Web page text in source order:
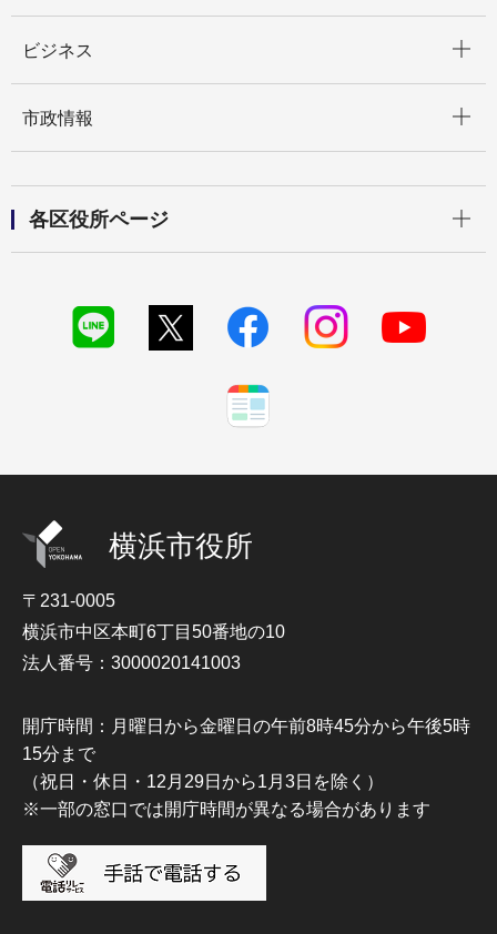
ビジネス
市政情報
各区役所ページ
横浜市役所
〒231-0005
横浜市中区本町6丁目50番地の10
法人番号：3000020141003
開庁時間：月曜日から金曜日の午前8時45分から午後5時
15分まで
（祝日・休日・12月29日から1月3日を除く）
※一部の窓口では開庁時間が異なる場合があります